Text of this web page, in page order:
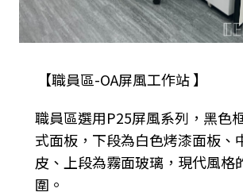
【職員區-OA屏風工作站 】
職員區選用P25屏風系列，黑色
式面板，下段為白色烤漆面板、
皮、上段為霧面玻璃，現代風格
圍。